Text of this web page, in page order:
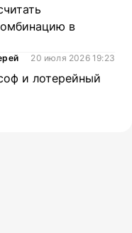
в
20 июля 2026 19:23
и лотерейный